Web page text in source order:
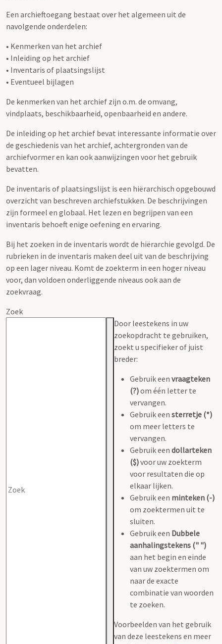
Een archieftoegang bestaat over het algemeen uit de
navolgende onderdelen:
• Kenmerken van het archief
• Inleiding op het archief
• Inventaris of plaatsingslijst
• Eventueel bijlagen
De kenmerken van het archief zijn o.m. de omvang,
vindplaats, beschikbaarheid, openbaarheid en andere.
De inleiding op het archief bevat interessante informatie over
de geschiedenis van het archief, achtergronden van de
archiefvormer en kan ook aanwijzingen voor het gebruik
bevatten.
De inventaris of plaatsingslijst is een hiërarchisch opgebouwd
overzicht van beschreven archiefstukken. De beschrijvingen
zijn formeel en globaal. Het lezen en begrijpen van een
inventaris behoeft enige oefening en ervaring.
Bij het zoeken in de inventaris wordt de hiërarchie gevolgd. De
rubrieken in de inventaris maken deel uit van de beschrijving
op een lager niveau. Komt de zoekterm in een hoger niveau
voor, dan voldoen onderliggende niveaus ook aan de
zoekvraag.
Zoek
Door leestekens in uw
zoekopdracht te gebruiken,
zoekt u specifieker of juist
breder:
Gebruik een vraagteken
(?)om één letter te
vervangen.
Gebruik een sterretje (*)
om meer letters te
vervangen.
Gebruik een dollarteken
($)voor uw zoekterm
voor resultaten die op
elkaar lijken.
Gebruik een minteken (-)
om zoektermen uit te
sluiten.
Gebruik een Dubbele
aanhalingstekens (" ")
aan het begin en einde
van uw zoektermen om
naar de exacte
combinatie van woorden
te zoeken.
Voorbeelden van het gebruik
van deze leestekens en meer